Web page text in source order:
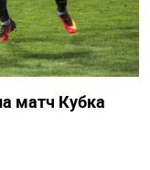
матч Кубка